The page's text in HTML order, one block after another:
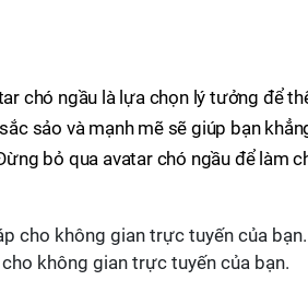
chó ngầu là lựa chọn lý tưởng để
sảo và mạnh mẽ sẽ giúp bạn
bỏ qua avatar chó ngầu để làm
không gian trực tuyến của bạn.